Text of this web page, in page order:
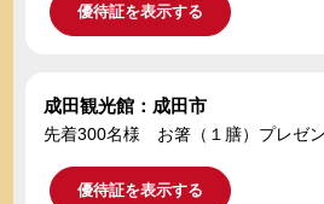
優待証を表示する
成田観光館：成田市
先着300名様 お箸（１膳）プレゼ
優待証を表示する